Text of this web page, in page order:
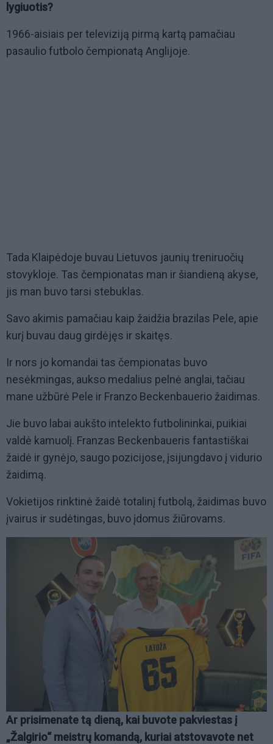
lygiuotis?
1966-aisiais per televiziją pirmą kartą pamačiau
pasaulio futbolo čempionatą Anglijoje.
Tada Klaipėdoje buvau Lietuvos jaunių treniruočių
stovykloje. Tas čempionatas man ir šiandieną akyse,
jis man buvo tarsi stebuklas.
Savo akimis pamačiau kaip žaidžia brazilas Pele, apie
kurį buvau daug girdėjęs ir skaitęs.
Ir nors jo komandai tas čempionatas buvo
nesėkmingas, aukso medalius pelnė anglai, tačiau
mane užbūrė Pele ir Franzo Beckenbauerio žaidimas.
Jie buvo labai aukšto intelekto futbolininkai, puikiai
valdė kamuolį. Franzas Beckenbaueris fantastiškai
žaidė ir gynėjo, saugo pozicijose, įsijungdavo į vidurio
žaidimą.
Vokietijos rinktinė žaidė totalinį futbolą, žaidimas buvo
įvairus ir sudėtingas, buvo įdomus žiūrovams.
Ar prisimenate tą dieną, kai buvote pakviestas į
„Žalgirio“ meistrų komandą, kuriai atstovavote net